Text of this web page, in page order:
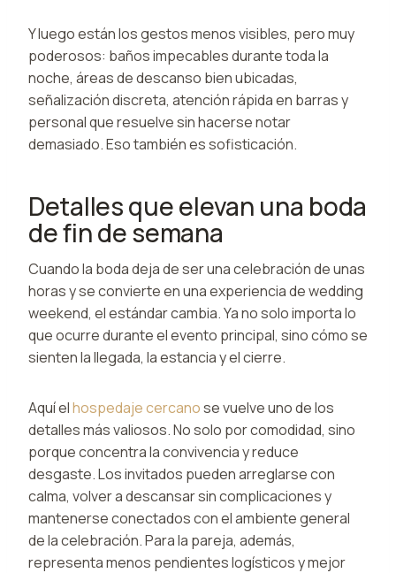
Y luego están los gestos menos visibles, pero muy
poderosos: baños impecables durante toda la
noche, áreas de descanso bien ubicadas,
señalización discreta, atención rápida en barras y
personal que resuelve sin hacerse notar
demasiado. Eso también es sofisticación.
Detalles que elevan una boda
de fin de semana
Cuando la boda deja de ser una celebración de unas
horas y se convierte en una experiencia de wedding
weekend, el estándar cambia. Ya no solo importa lo
que ocurre durante el evento principal, sino cómo se
sienten la llegada, la estancia y el cierre.
Aquí elhospedaje cercanose vuelve uno de los
detalles más valiosos. No solo por comodidad, sino
porque concentra la convivencia y reduce
desgaste. Los invitados pueden arreglarse con
calma, volver a descansar sin complicaciones y
mantenerse conectados con el ambiente general
de la celebración. Para la pareja, además,
representa menos pendientes logísticos y mejor